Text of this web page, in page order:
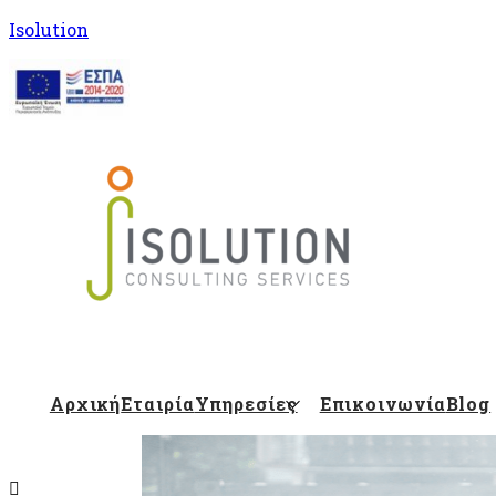
Isolution
ΑρχικήΕταιρίαΥπηρεσίες ΕπικοινωνίαBlog
Isolution Blog